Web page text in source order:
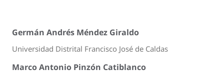
Germán Andrés Méndez Giraldo
Universidad Distrital Francisco José de Caldas
Marco Antonio Pinzón Catiblanco